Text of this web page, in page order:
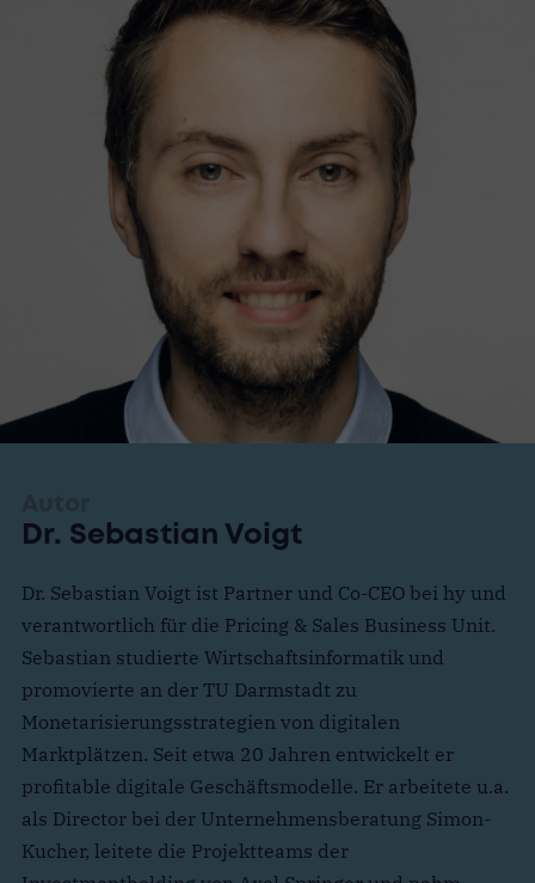
Dr. Sebastian Voigt
Dr. Sebastian Voigt ist Partner und Co-CEO bei hy und
verantwortlich für die Pricing & Sales Business Unit.
Sebastian studierte Wirtschaftsinformatik und
promovierte an der TU Darmstadt zu
Monetarisierungsstrategien von digitalen
Marktplätzen. Seit etwa 20 Jahren entwickelt er
profitable digitale Geschäftsmodelle. Er arbeitete u.a.
als Director bei der Unternehmensberatung Simon-
Kucher, leitete die Projektteams der